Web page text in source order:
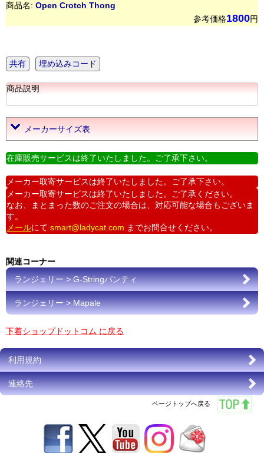
商品名: Open Crotch Thong
参考価格1800円
共有 埋め込みコード
商品説明
メーカーサイズ表
在庫販売サービスは終了いたしました。ご了承下さい。
メーカー取寄サービスは終了いたしました。ご了承下さい。
メーカー取寄サービスは終了いたしました。ご了承ください。
なお、まとまった数のご注文の場合は、対応可能な場合もございま
す。
メールにて smart@ladycat.com までお問合せください。
関連コーナー
ランジェリー > G-Stringパンティ
ランジェリー > Mapale
下着ショップドットコム に戻る
利用規約
連絡先
ページトップへ戻る